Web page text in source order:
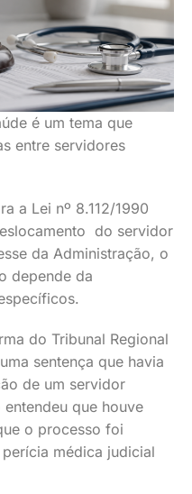
é um tema que
entre servidores
a Lei nº 8.112/1990
do servidor
da Administração, o
depende da
do Tribunal Regional
sentença que havia
de um servidor
que houve
o processo foi
médica judicial